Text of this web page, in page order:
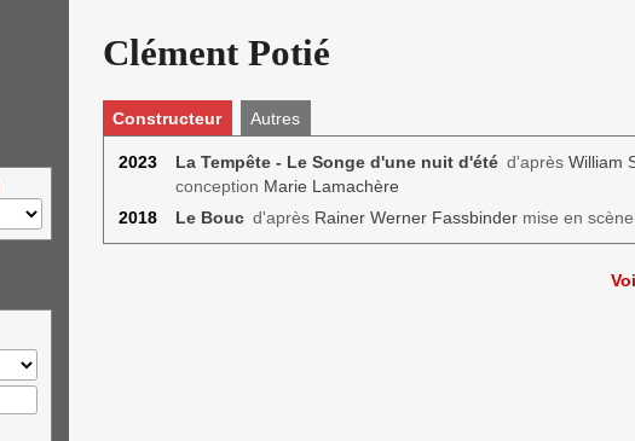
Clément Potié
Constructeur Autres
2023 La Tempête - Le Songe d'une nuit d'étéd'après William
conception Marie Lamachère
2018
Le Boucd'après Rainer Werner Fassbindermise en scène